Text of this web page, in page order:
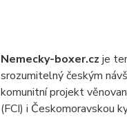
Nemecky-boxer.cz je
srozumitelný českým
komunitní projekt
(FCI) i Českomoravskou